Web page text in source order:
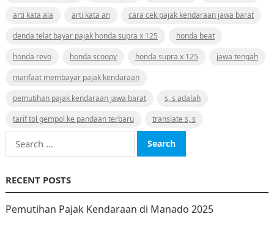
arti kata ala
arti kata an
cara cek pajak kendaraan jawa barat
denda telat bayar pajak honda supra x 125
honda beat
honda revo
honda scoopy honda supra x 125
jawa tengah
manfaat membayar pajak kendaraan
pemutihan pajak kendaraan jawa barat
s, s adalah
tarif tol gempol ke pandaan terbaru
translate s, s
Search
for:
RECENT POSTS
Pemutihan Pajak Kendaraan di Manado 2025